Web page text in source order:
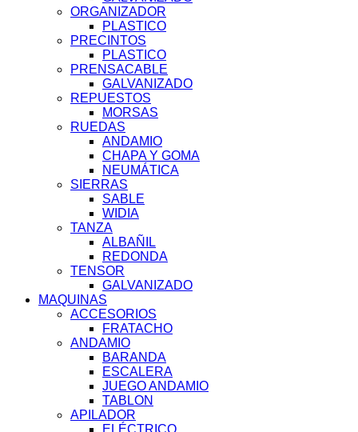
ORGANIZADOR
PLASTICO
PRECINTOS
PLASTICO
PRENSACABLE
GALVANIZADO
REPUESTOS
MORSAS
RUEDAS
ANDAMIO
CHAPA Y GOMA
NEUMÁTICA
SIERRAS
SABLE
WIDIA
TANZA
ALBAÑIL
REDONDA
TENSOR
GALVANIZADO
MAQUINAS
ACCESORIOS
FRATACHO
ANDAMIO
BARANDA
ESCALERA
JUEGO ANDAMIO
TABLON
APILADOR
ELÉCTRICO